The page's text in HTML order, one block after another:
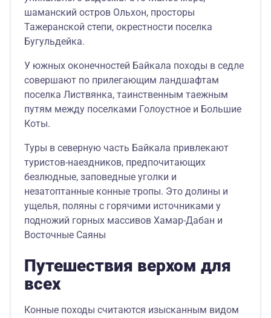
шаманский остров Ольхон, просторы
Тажеранской степи, окрестности поселка
Бугульдейка.
У южных оконечностей Байкала походы в седле
совершают по прилегающим ландшафтам
поселка Листвянка, таинственным таежным
путям между поселками Голоустное и Большие
Коты.
Туры в северную часть Байкала привлекают
туристов-наездников, предпочитающих
безлюдные, заповедные уголки и
незатоптанные конные тропы. Это долины и
ущелья, поляны с горячими источниками у
подножий горных массивов Хамар-Дабан и
Восточные Саяны
Путешествия верхом для
всех
Конные походы считаются изысканным видом